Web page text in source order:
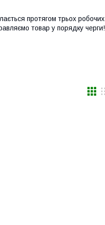
протягом трьох робочих
товар у порядку черги!